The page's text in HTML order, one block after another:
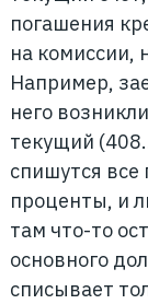
погашения
на
Например,
него
текущий
спишутся
проценты, и
там что-то
основного
списывает